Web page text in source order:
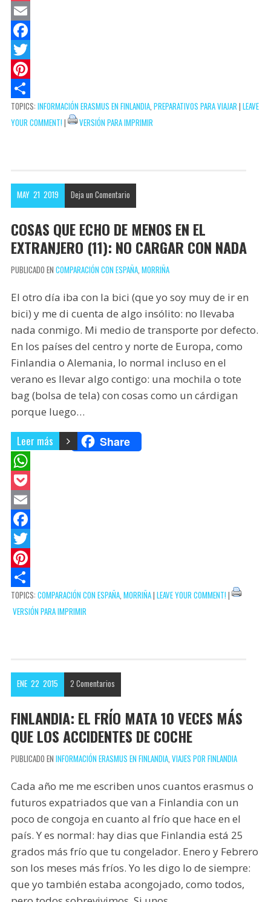
h
a
t
s
A
p
p
P
o
c
k
e
t
E
m
a
l
F
a
c
e
b
k
T
w
i
t
r
P
i
n
r
e
s
t
C
o
a
r
t
i
TOPICS: INFORMACIÓN ERASMUS EN FINLANDIA, PREPARATIVOS PARA VIAJAR | LEAVE
YOUR COMMENT!| VERSIÓN PARA IMPRIMIR
MAY 21 2019 Deja un Comentario
COSAS QUE ECHO DE MENOS EN EL
EXTRANJERO (11): NO CARGAR CON NADA
PUBLICADO EN COMPARACIÓN CON ESPAÑA, MORRIÑA
El otro día iba con la bici (que yo soy muy de ir en
bici) y me di cuenta de algo insólito: no llevaba
nada conmigo. Mi medio de transporte por defecto.
En los países del centro y norte de Europa, como
Finlandia o Alemania, lo normal incluso en el
verano es llevar algo contigo: una mochila o tote
bag (bolsa de tela) con cosas como un cárdigan
porque luego…
Leer más Share
W
h
a
t
s
A
p
p
P
o
c
k
e
t
E
m
a
l
F
a
c
e
b
k
T
w
i
t
r
P
i
n
r
e
s
t
C
o
a
r
t
i
TOPICS: COMPARACIÓN CON ESPAÑA, MORRIÑA| LEAVE YOUR COMMENT!|
VERSIÓN PARA IMPRIMIR
ENE 22 2015 2 Comentarios
FINLANDIA: EL FRÍO MATA 10 VECES MÁS
QUE LOS ACCIDENTES DE COCHE
PUBLICADO EN INFORMACIÓN ERASMUS EN FINLANDIA, VIAJES POR FINLANDIA
Cada año me me escriben unos cuantos erasmus o
futuros expatriados que van a Finlandia con un
poco de congoja en cuanto al frío que hace en el
país. Y es normal: hay dias que Finlandia está 25
grados más frío que tu congelador. Enero y Febrero
son los meses más fríos. Yo les digo lo de siempre:
que yo también estaba acongojado, como todos,